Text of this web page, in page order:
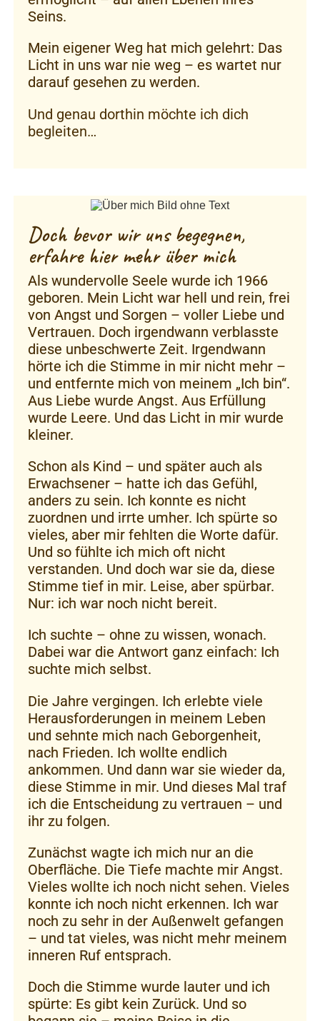
Seins.
Mein eigener Weg hat mich gelehrt: Das
Licht in uns war nie weg – es wartet nur
darauf gesehen zu werden.
Und genau dorthin möchte ich dich
begleiten…
Doch bevor wir uns begegnen,
erfahre hier mehr über mich
Als wundervolle Seele wurde ich 1966
geboren. Mein Licht war hell und rein, frei
von Angst und Sorgen – voller Liebe und
Vertrauen. Doch irgendwann verblasste
diese unbeschwerte Zeit. Irgendwann
hörte ich die Stimme in mir nicht mehr –
und entfernte mich von meinem „Ich bin“.
Aus Liebe wurde Angst. Aus Erfüllung
wurde Leere. Und das Licht in mir wurde
kleiner.
Schon als Kind – und später auch als
Erwachsener – hatte ich das Gefühl,
anders zu sein. Ich konnte es nicht
zuordnen und irrte umher. Ich spürte so
vieles, aber mir fehlten die Worte dafür.
Und so fühlte ich mich oft nicht
verstanden. Und doch war sie da, diese
Stimme tief in mir. Leise, aber spürbar.
Nur: ich war noch nicht bereit.
Ich suchte – ohne zu wissen, wonach.
Dabei war die Antwort ganz einfach: Ich
suchte mich selbst.
Die Jahre vergingen. Ich erlebte viele
Herausforderungen in meinem Leben
und sehnte mich nach Geborgenheit,
nach Frieden. Ich wollte endlich
ankommen. Und dann war sie wieder da,
diese Stimme in mir. Und dieses Mal traf
ich die Entscheidung zu vertrauen – und
ihr zu folgen.
Zunächst wagte ich mich nur an die
Oberfläche. Die Tiefe machte mir Angst.
Vieles wollte ich noch nicht sehen. Vieles
konnte ich noch nicht erkennen. Ich war
noch zu sehr in der Außenwelt gefangen
– und tat vieles, was nicht mehr meinem
inneren Ruf entsprach.
Doch die Stimme wurde lauter und ich
spürte: Es gibt kein Zurück. Und so